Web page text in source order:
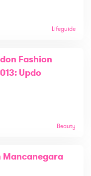
Lifeguide
Fashion
Updo
Beauty
Mancanegara